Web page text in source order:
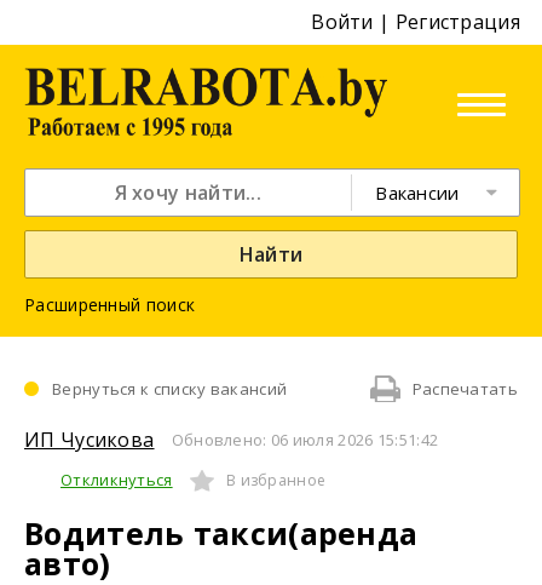
Войти | Регистрация
Вакансии
Найти
Расширенный поиск
Вернуться к списку вакансий Распечатать
ИП Чусикова
Обновлено: 06 июля 2026 15:51:42
Откликнуться
В избранное
Водитель такси(аренда
авто)